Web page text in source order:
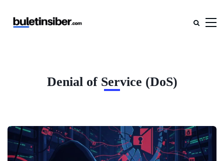
Denial of Service (DoS)